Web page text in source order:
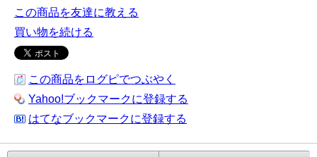
この商品を友達に教える
買い物を続ける
この商品をログピでつぶやく
Yahoo!ブックマークに登録する
はてなブックマークに登録する